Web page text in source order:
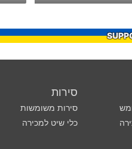
סירות
סירות משומשות
כלי שיט למכירה